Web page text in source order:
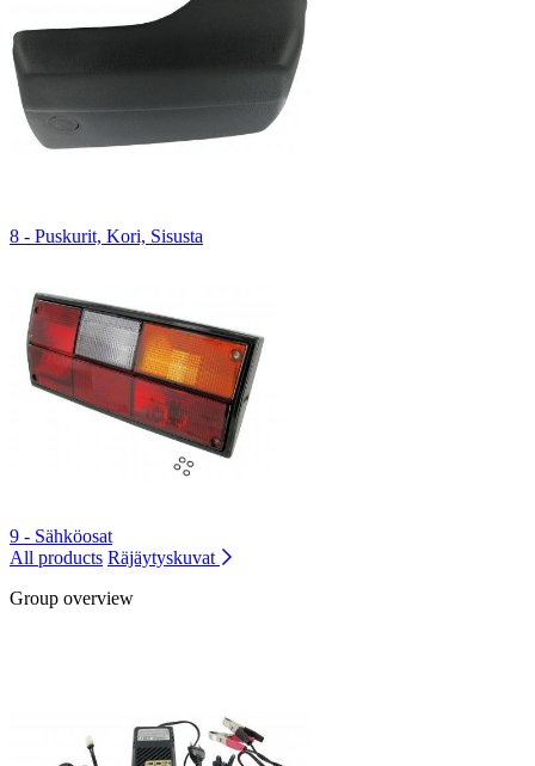
8 - Puskurit, Kori, Sisusta
9 - Sähköosat
All products Räjäytyskuvat
Group overview